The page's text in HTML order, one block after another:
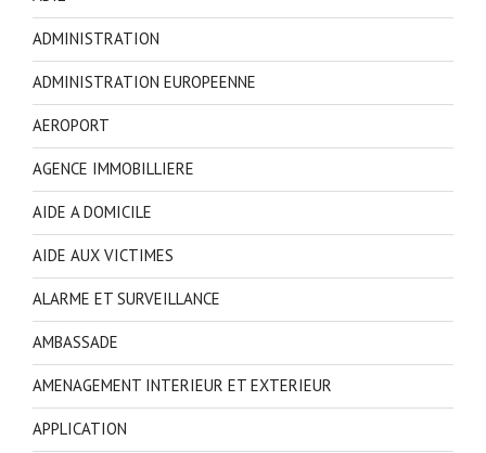
ADMINISTRATION
ADMINISTRATION EUROPEENNE
AEROPORT
AGENCE IMMOBILLIERE
AIDE A DOMICILE
AIDE AUX VICTIMES
ALARME ET SURVEILLANCE
AMBASSADE
AMENAGEMENT INTERIEUR ET EXTERIEUR
APPLICATION